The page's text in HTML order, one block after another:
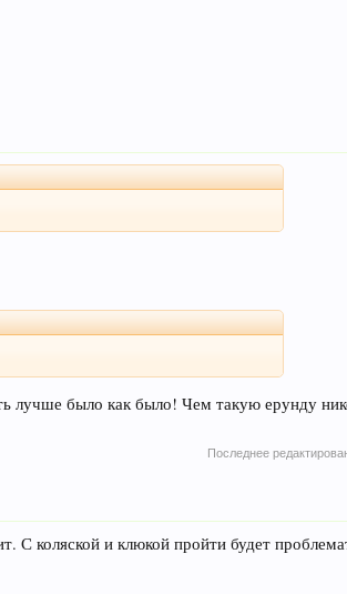
лучше было как было! Чем такую ерунду
Последнее
С коляской и клюкой пройти будет